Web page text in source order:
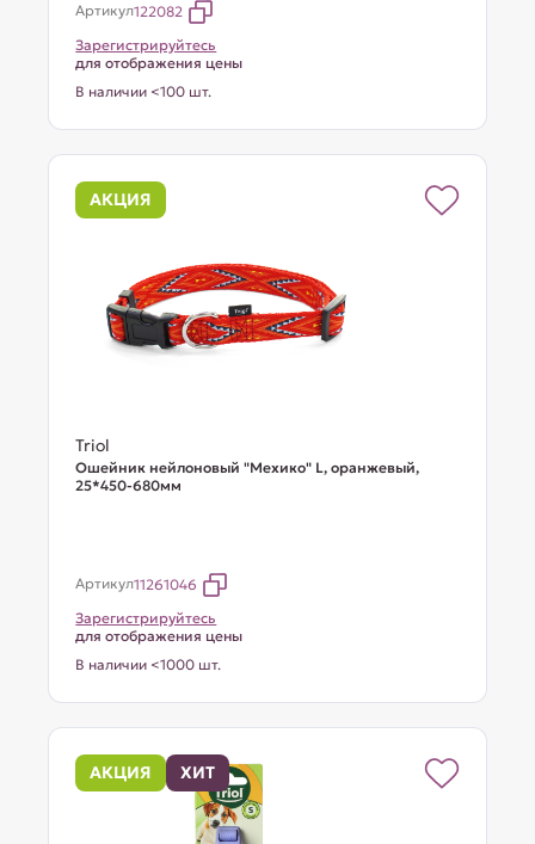
Артикул122082
Зарегистрируйтесь
для отображения цены
В наличии <100 шт.
АКЦИЯ
Triol
Ошейник нейлоновый "Мехико" L, оранжевый,
25*450-680мм
Артикул11261046
Зарегистрируйтесь
для отображения цены
В наличии <1000 шт.
АКЦИЯ ХИТ